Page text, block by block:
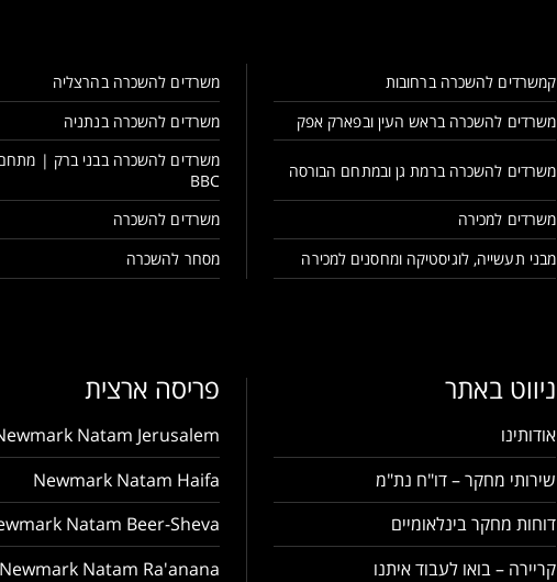
קמשרדים להשכרה ברחובות משרדים להשכרה בהרצליה
משרדים להשכרה בראש העין ובפארק אפק משרדים להשכרה בנתניה
משרדים להשכרה ברמת גן ובמתחם הבורסה
משרדים להשכרה בבני ברק |
BBC
משרדים למכירה משרדים להשכרה
מבני תעשייה, לוגיסטיקה ומחסנים למכירה מסחר להשכרה
ניווט באתר
אודותינו
שירותי מחקר – דו"ח נת"מ
דוחות מחקר בינלאומיים
קריירה – בואו לעבוד איתנו
פריסה ארצית
Natam Jerusalem
Newmark Natam Haifa
Natam Beer-Sheva
Newmark Natam Ra'anana